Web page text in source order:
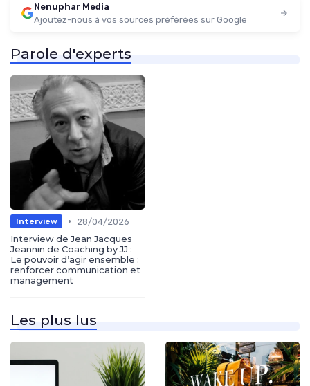
Nenuphar Media
Ajoutez-nous à vos sources préférées sur Google
Parole d'experts
Interview •
28/04/2026
Interview de Jean Jacques
Jeannin de Coaching by JJ :
Le pouvoir d’agir ensemble :
renforcer communication et
management
Les plus lus